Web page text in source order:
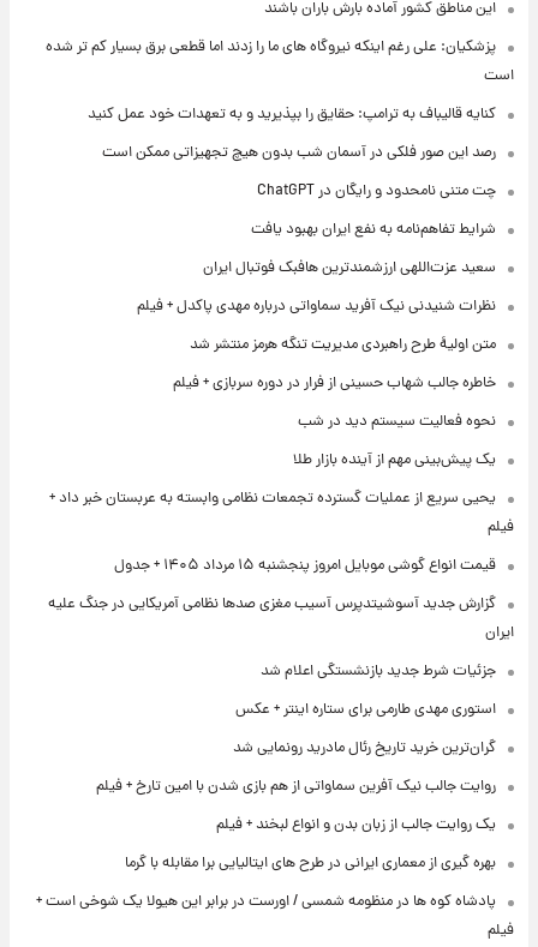
این مناطق کشور آماده بارش باران باشند
پزشکیان: علی رغم اینکه نیروگاه های ما را زدند اما قطعی برق بسیار کم تر شده
است
کنایه قالیباف به ترامپ: حقایق را بپذیرید و به تعهدات خود عمل کنید
رصد این صور فلکی در آسمان شب بدون هیچ تجهیزاتی ممکن است
چت متنی نامحدود و رایگان در ChatGPT
شرایط تفاهم‌نامه به نفع ایران بهبود یافت
سعید عزت‌اللهی ارزشمندترین هافبک فوتبال ایران
نظرات شنیدنی نیک آفرید سماواتی درباره مهدی پاکدل + فیلم
متن اولیۀ طرح راهبردی مدیریت تنگه هرمز منتشر شد
خاطره جالب شهاب حسینی از فرار در دوره سربازی + فیلم
نحوه فعالیت سیستم دید در شب
یک پیش‌بینی مهم از آینده بازار طلا
یحیی سریع از عملیات گسترده تجمعات نظامی وابسته به عربستان خبر داد +
فیلم
قیمت انواع گوشی موبایل امروز پنجشنبه ۱۵ مرداد ۱۴۰۵ + جدول
گزارش جدید آسوشیتدپرس آسیب مغزی صدها نظامی آمریکایی در جنگ علیه
ایران
جزئیات شرط جدید بازنشستگی اعلام شد
استوری مهدی طارمی برای ستاره اینتر + عکس
گران‌ترین خرید تاریخ رئال مادرید رونمایی شد
روایت جالب نیک آفرین سماواتی از هم بازی شدن با امین تارخ + فیلم
یک روایت جالب از زبان بدن و انواع لبخند + فیلم
بهره گیری از معماری ایرانی در طرح های ایتالیایی برا مقابله با گرما
پادشاه کوه ها در منظومه شمسی / اورست در برابر این هیولا یک شوخی است +
فیلم